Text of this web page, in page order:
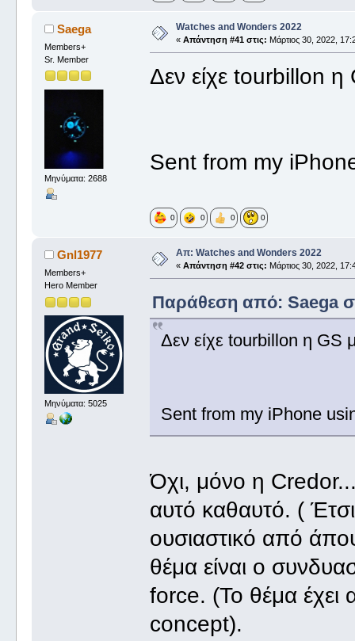
Saega
Members+
Sr. Member
Μηνύματα: 2688
Watches and Wonders 2022
« Απάντηση #41 στις: Μάρτιος 30, 2022,
Δεν είχε tourbillon η
Sent from my
0 0 0 0
Gnl1977
Members+
Hero Member
Μηνύματα: 5025
Απ: Watches and Wonders 2022
« Απάντηση #42 στις: Μάρτιος 30, 2022,
Παράθεση από: Saega
Δεν είχε tourbillon η GS
Sent from my iPhone
Όχι, μόνο η
αυτό καθαυτό. (
ουσιαστικό από
θέμα είναι ο
force. (Το θέμα έχει
concept).